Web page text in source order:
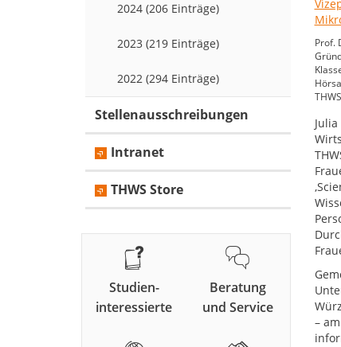
Prof.
–
2024 (206 Einträge)
2023 (219 Einträge)
2022 (294 Einträge)
Stellenausschreibungen
Intranet
THWS Store
Studien-
interessierte
Beratung
und Service